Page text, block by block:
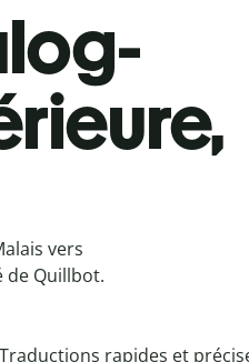
vers
de Quillbot.
Traductions rapides et